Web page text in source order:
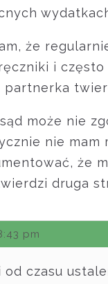
że
i
partnerka
może nie
nie mam
że
druga
pm
od czasu